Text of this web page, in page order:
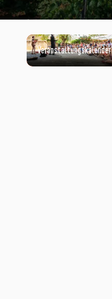
Veranstaltungskalender